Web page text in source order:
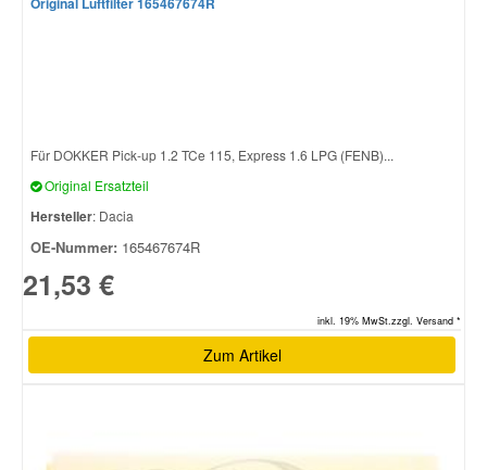
Für DOKKER Pick-up 1.2 TCe 115, Express 1.6 LPG (FENB)...
Original Ersatzteil
Hersteller: Dacia
OE-Nummer: 165467674R
21,53 €
inkl. 19% MwSt.zzgl. Versand *
Zum Artikel